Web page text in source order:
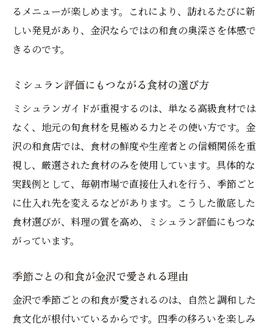
るメニューが楽しめます。これにより、訪れるたびに新
しい発見があり、金沢ならではの和食の奥深さを体感で
きるのです。
ミシュラン評価にもつながる食材の選び方
ミシュランガイドが重視するのは、単なる高級食材では
なく、地元の旬食材を見極める力とその使い方です。金
沢の和食店では、食材の鮮度や生産者との信頼関係を重
視し、厳選された食材のみを使用しています。具体的な
実践例として、毎朝市場で直接仕入れを行う、季節ごと
に仕入れ先を変えるなどがあります。こうした徹底した
食材選びが、料理の質を高め、ミシュラン評価にもつな
がっています。
季節ごとの和食が金沢で愛される理由
金沢で季節ごとの和食が愛されるのは、自然と調和した
食文化が根付いているからです。四季の移ろいを楽しみ